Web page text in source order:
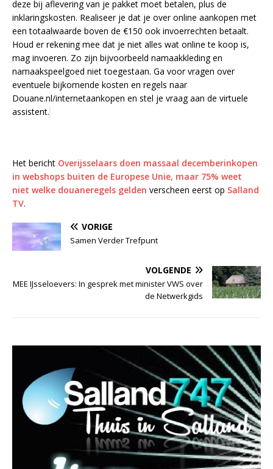
deze bij aflevering van je pakket moet betalen, plus de
inklaringskosten. Realiseer je dat je over online aankopen met
een totaalwaarde boven de €150 ook invoerrechten betaalt.
Houd er rekening mee dat je niet alles wat online te koop is,
mag invoeren. Zo zijn bijvoorbeeld namaakkleding en
namaakspeelgoed niet toegestaan. Ga voor vragen over
eventuele bijkomende kosten en regels naar
Douane.nl/internetaankopen en stel je vraag aan de virtuele
assistent.
Het bericht Overijsselaars doen massaal decemberinkopen
in webshops buiten de Europese Unie, maar 75% weet
niet welke douaneregels gelden verscheen eerst op Salland
TV.
VORIGE
Samen Verder Trefpunt
VOLGENDE
MEE IJsseloevers: In gesprek met minister VWS over
de Netwerkgids